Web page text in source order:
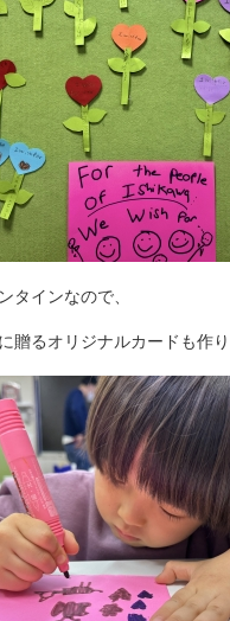
タインなので、
贈るオリジナルカードも作